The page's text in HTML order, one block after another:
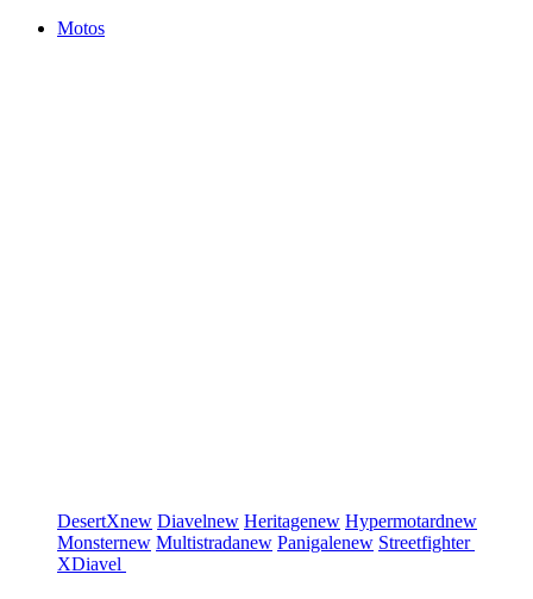
Motos
DesertXnew Diavelnew Heritagenew Hypermotardnew
Monsternew Multistradanew Panigalenew Streetfighter
XDiavel